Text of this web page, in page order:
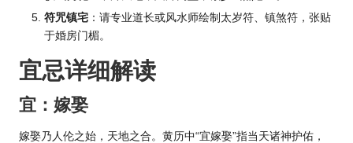
符咒镇宅 ：请专业道长或风水师绘制太岁符、镇煞符，张贴
于婚房门楣。
宜忌详细解读
宜：嫁娶
嫁娶乃人伦之始，天地之合。黄历中“宜嫁娶”指当天诸神护佑，